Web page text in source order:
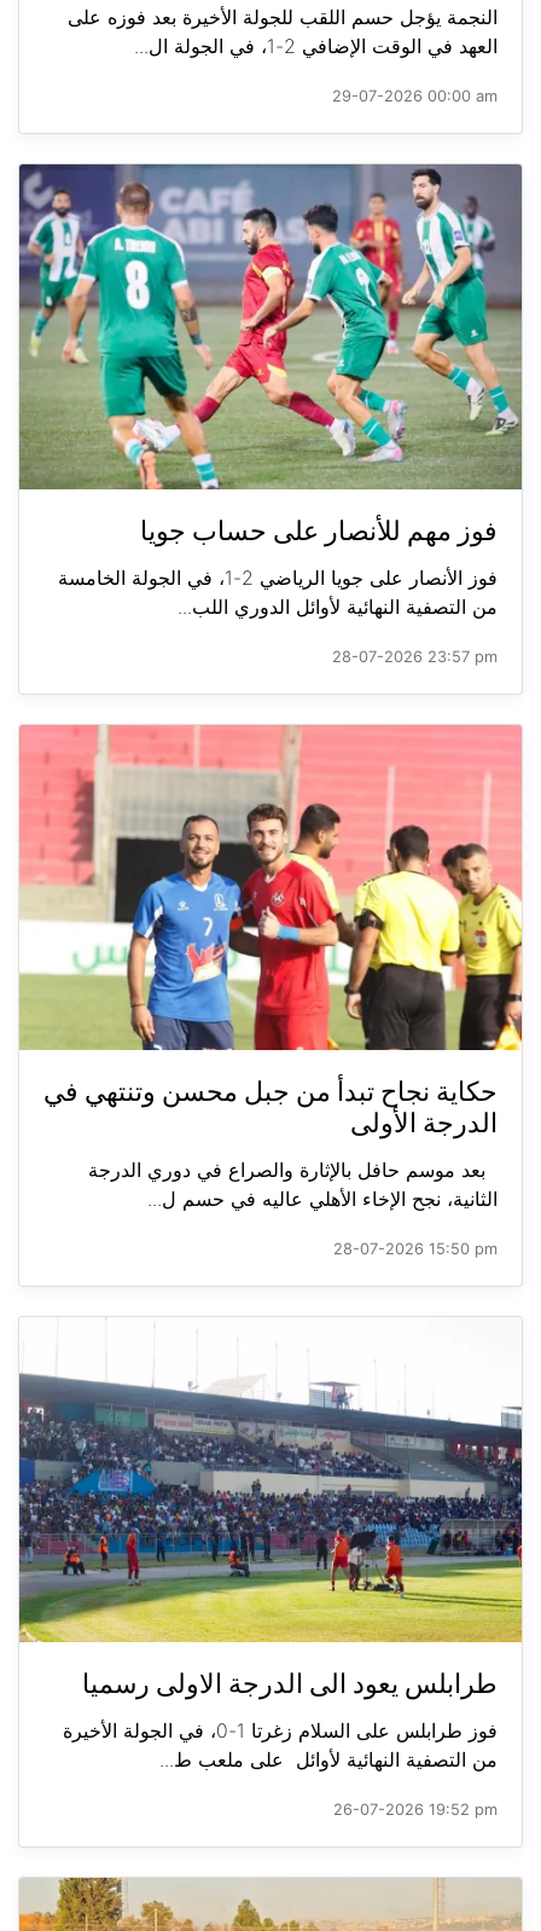
النجمة يؤجل حسم اللقب للجولة الأخيرة بعد فوزه على
العهد في الوقت الإضافي 2-1، في الجولة ال...
29-07-2026 00:00 am
فوز مهم للأنصار على حساب جويا
فوز الأنصار على جويا الرياضي 2-1، في الجولة الخامسة
من التصفية النهائية لأوائل الدوري اللب...
28-07-2026 23:57 pm
حكاية نجاح تبدأ من جبل محسن وتنتهي في
الدرجة الأولى
بعد موسم حافل بالإثارة والصراع في دوري الدرجة
الثانية، نجح الإخاء الأهلي عاليه في حسم ل...
28-07-2026 15:50 pm
طرابلس يعود الى الدرجة الاولى رسميا
فوز طرابلس على السلام زغرتا 1-0، في الجولة الأخيرة
من التصفية النهائية لأوائل على ملعب ط...
26-07-2026 19:52 pm